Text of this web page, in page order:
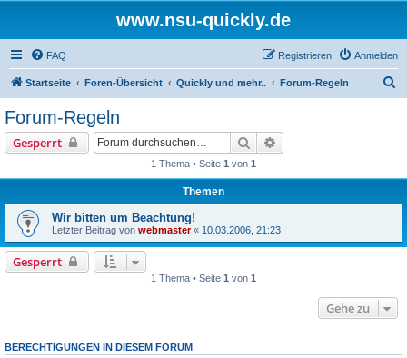
www.nsu-quickly.de
FAQ Anmelden
Registrieren
Startseite Foren-Übersicht Quickly und mehr.. Forum-Regeln
Forum-Regeln
Gesperrt Suche
1 Thema • Seite 1 von 1
Themen
Wir bitten um Beachtung!
Letzter Beitrag von webmaster« 10.03.2006, 21:23
Gesperrt
1 Thema • Seite 1 von 1
Gehe zu
BERECHTIGUNGEN IN DIESEM FORUM